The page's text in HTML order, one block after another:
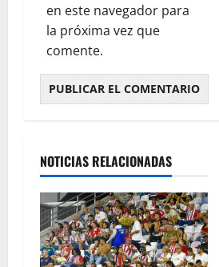
en este navegador para
la próxima vez que
comente.
NOTICIAS RELACIONADAS